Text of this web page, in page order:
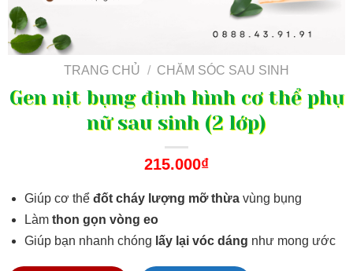
TRANG CHỦ / CHĂM SÓC SAU SINH
Gen nịt bụng định hình cơ thể phụ
nữ sau sinh (2 lớp)
215.000₫
Giúp cơ thể đốt cháy lượng mỡ thừavùng bụng
Làmthon gọn vòng eo
Giúp bạn nhanh chóng lấy lại vóc dáng như mong ước